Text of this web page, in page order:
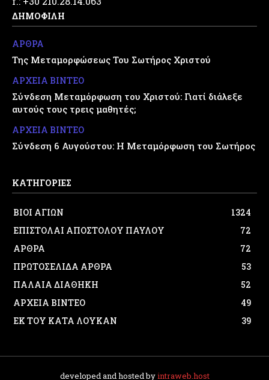
ΔΗΜΟΦΙΛΗ
ΑΡΘΡΑ
Της Μεταμορφώσεως Του Σωτήρος Χριστού
ΑΡΧΕΙΑ ΒΙΝΤΕΟ
Σύνδεση Μεταμόρφωση του Χριστού: Γιατί διάλεξε
αυτούς τους τρεις μαθητές;
ΑΡΧΕΙΑ ΒΙΝΤΕΟ
Σύνδεση 6 Αυγούστου: Η Μεταμόρφωση του Σωτήρος
ΚΑΤΗΓΟΡΙΕΣ
ΒΙΟΙ ΑΓΙΩΝ
1324
ΕΠΙΣΤΟΛΑΙ ΑΠΟΣΤΟΛΟΥ ΠΑΥΛΟΥ
72
ΑΡΘΡΑ
72
ΠΡΩΤΟΣΕΛΙΔΑ ΑΡΘΡΑ
53
ΠΑΛΑΙΑ ΔΙΑΘΗΚΗ
52
ΑΡΧΕΙΑ ΒΙΝΤΕΟ
49
ΕΚ ΤΟΥ ΚΑΤΑ ΛΟΥΚΑΝ
39
developed and hosted byintraweb.host